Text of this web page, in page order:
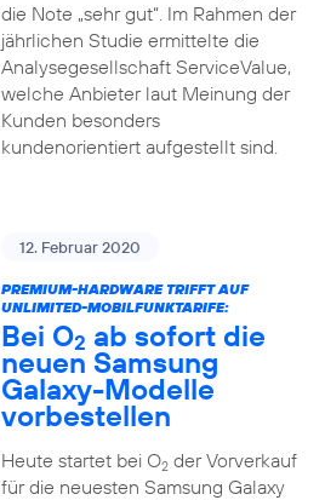
die Note „sehr gut“. Im Rahmen der
jährlichen Studie ermittelte die
Analysegesellschaft ServiceValue,
welche Anbieter laut Meinung der
Kunden besonders
kundenorientiert aufgestellt sind.
12. Februar 2020
PREMIUM-HARDWARE TRIFFT AUF
UNLIMITED-MOBILFUNKTARIFE:
Bei O2 ab sofort die
neuen Samsung
Galaxy-Modelle
vorbestellen
Heute startet bei O2der Vorverkauf
für die neuesten Samsung Galaxy